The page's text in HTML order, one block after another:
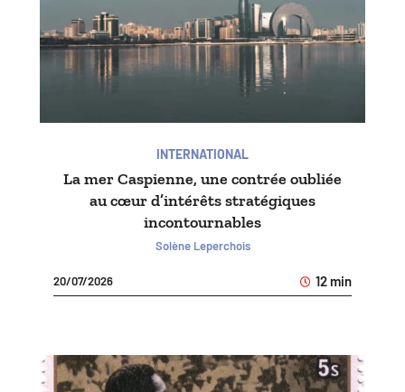
INTERNATIONAL
La mer Caspienne, une contrée oubliée
au cœur d’intérêts stratégiques
incontournables
Solène Leperchois
20/07/2026 12 min